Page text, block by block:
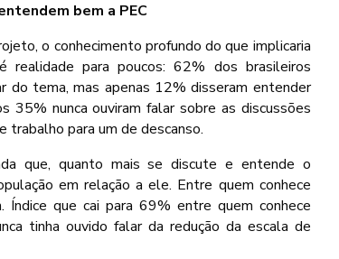
bem a PEC
o conhecimento profundo do que implicaria
para poucos: 62% dos brasileiros
do tema, mas apenas 12% disseram entender
35% nunca ouviram falar sobre as discussões
trabalho para um de descanso.
que, quanto mais se discute e entende o
em relação a ele. Entre quem conhece
que cai para 69% entre quem conhece
tinha ouvido falar da redução da escala de